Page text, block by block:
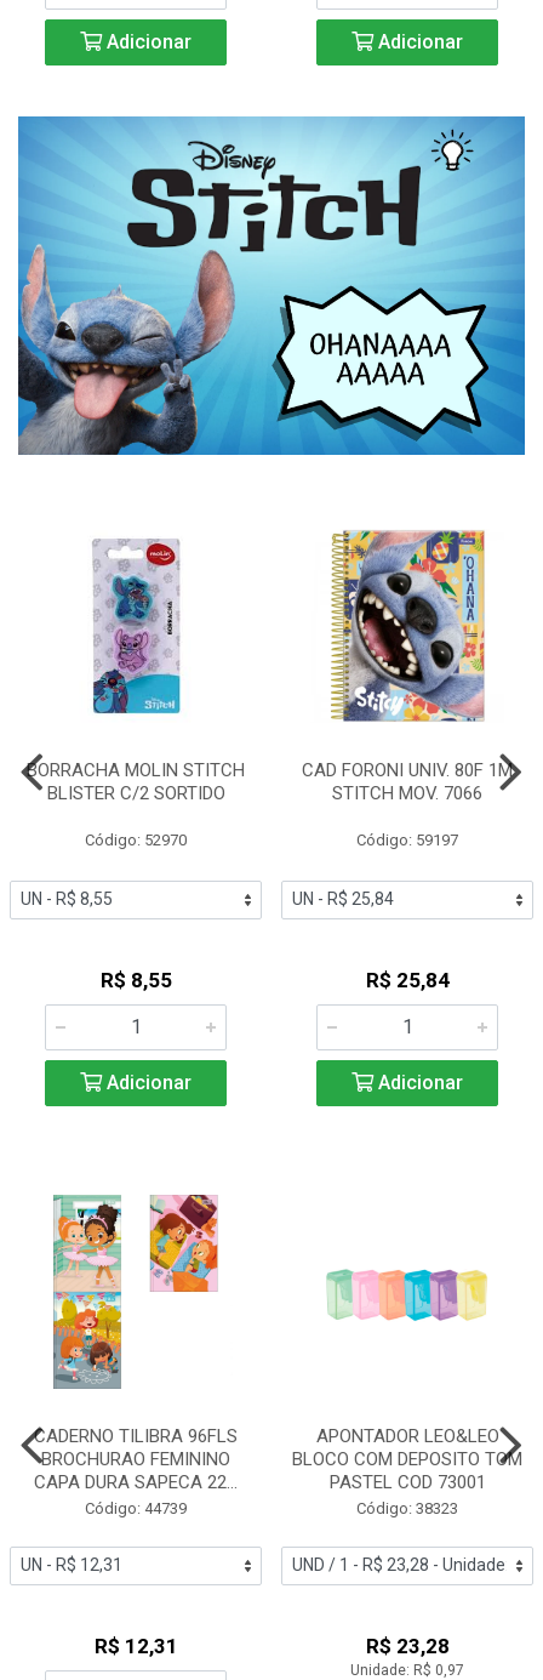
Adicionar Adicionar
BORRACHA MOLIN STITCH
BLISTER C/2 SORTIDO
Código: 52970
R$ 8,55
Adicionar
CAD FORONI UNIV. 80F 1M
STITCH MOV. 7066
Código: 59197
R$ 25,84
Adicionar
CADERNO TILIBRA 96FLS
BROCHURAO FEMININO
CAPA DURA SAPECA 22...
Código: 44739
R$ 12,31
APONTADOR LEO&LEO
BLOCO COM DEPOSITO TOM
PASTEL COD 73001
Código: 38323
R$ 23,28
Unidade: R$ 0,97